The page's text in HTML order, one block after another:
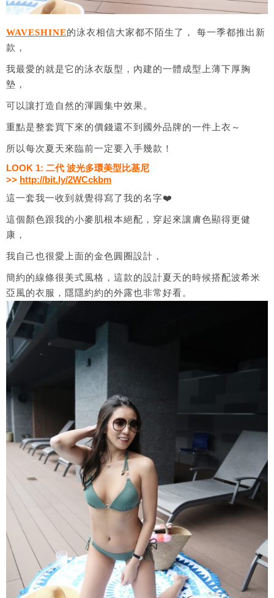
WAVESHINE的泳衣相信大家都不陌生了， 每一季都推出新
款，
我最愛的就是它的泳衣版型，內建的一體成型上薄下厚胸
墊，
可以讓打造自然的渾圓集中效果。
重點是整套買下來的價錢還不到國外品牌的一件上衣～
所以每次夏天來臨前一定要入手幾款！
LOOK 1: 二代 波光多環美型比基尼
>> http://bit.ly/2WCckbm
這一套我一收到就覺得寫了我的名字❤️
這個顏色跟我的小麥肌根本絕配，穿起來讓膚色顯得更健
康，
我自己也很愛上面的金色圓圈設計，
簡約的線條很美式風格，這款的設計夏天的時候搭配波希米
亞風的衣服，隱隱約約的外露也非常好看。